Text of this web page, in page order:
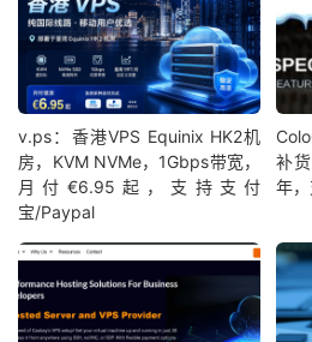
v.ps：香港VPS Equinix HK2机
房，KVM NVMe，1Gbps带宽，
月付€6.95起，支持支付
宝/Paypal
补
年